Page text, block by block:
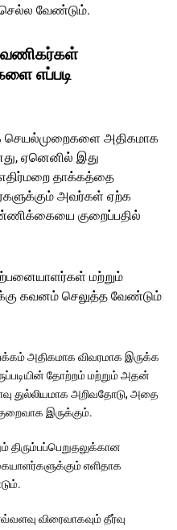
செல்ல வேண்டும்.
வணிகர்கள்
எப்படி
செயல்முறைகளை அதிகமாக
ஏனெனில் இது
தாக்கத்தை
அவர்கள் ஏற்க
குறைப்பதில்
மற்றும்
கவனம் செலுத்த வேண்டும்
பக்கம் அதிகமாக விவரமாக இருக்க
தோற்றம் மற்றும் அதன்
துல்லியமாக அறிவதோடு, அதை
குறைவாக இருக்கும்.
திரும்பப்பெறுதலுக்கான
எளிதாக
விரைவாகவும் தீர்வு